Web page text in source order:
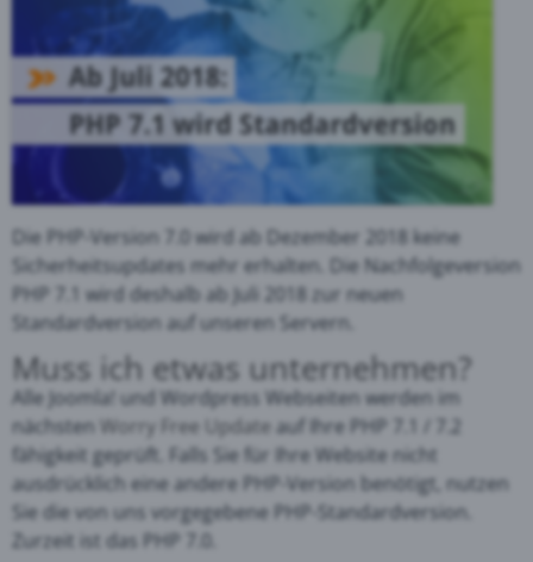
Die PHP-Version 7.0 wird ab Dezember 2018 keine
Sicherheitsupdates mehr erhalten. Die Nachfolgeversion
PHP 7.1 wird deshalb ab Juli 2018 zur neuen
Standardversion auf unseren Servern.
Muss ich etwas unternehmen?
Alle Joomla! und Wordpress Webseiten werden im
nächsten Worry Free Update auf Ihre PHP 7.1 / 7.2
fähigkeit geprüft. Falls Sie für Ihre Website nicht
ausdrücklich eine andere PHP-Version benötigt, nutzen
Sie die von uns vorgegebene PHP-Standardversion.
Zurzeit ist das PHP 7.0.